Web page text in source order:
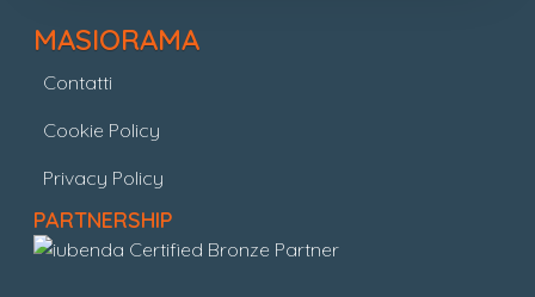
MASIORAMA
Contatti
Cookie Policy
Privacy Policy
PARTNERSHIP